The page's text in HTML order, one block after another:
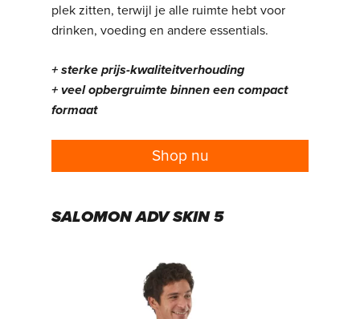
plek zitten, terwijl je alle ruimte hebt voor
drinken, voeding en andere essentials.
+ sterke prijs-kwaliteitverhouding
+ veel opbergruimte binnen een compact
formaat
Shop nu
SALOMON ADV SKIN 5